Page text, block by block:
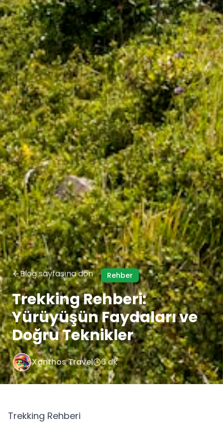
Blog sayfasına dön Rehber
Trekking Rehberi:
Yürüyüşün Faydaları ve
Doğru Teknikler
Xanthos Travel 6 dk
Trekking Rehberi